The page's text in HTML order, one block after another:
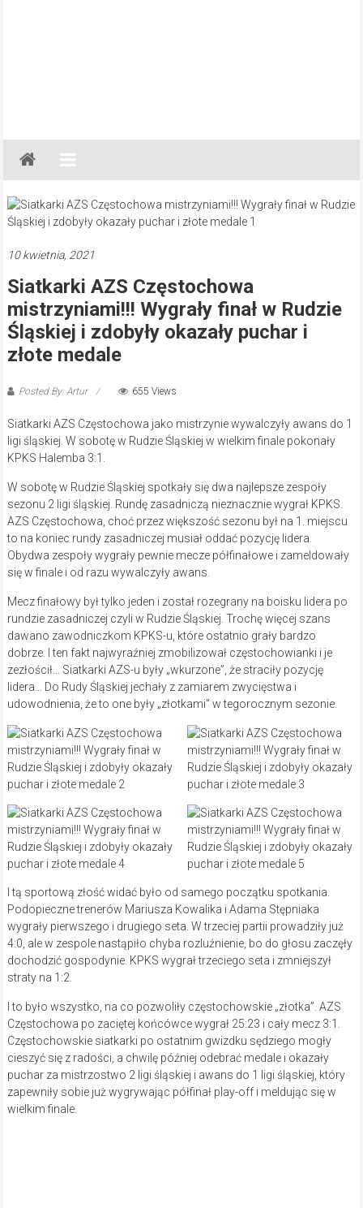
Gazeta
Regionalna
Częstochowa,
Kłobuck,
Myszków
10 kwietnia, 2021
Siatkarki AZS Częstochowa
mistrzyniami!!! Wygrały finał w Rudzie
Śląskiej i zdobyły okazały puchar i
złote medale
Posted By: Artur 655 Views
Siatkarki AZS Częstochowa jako mistrzynie wywalczyły awans do 1
ligi śląskiej. W sobotę w Rudzie Śląskiej w wielkim finale pokonały
KPKS Halemba 3:1.
W sobotę w Rudzie Śląskiej spotkały się dwa najlepsze zespoły
sezonu 2 ligi śląskiej. Rundę zasadniczą nieznacznie wygrał KPKS.
AZS Częstochowa, choć przez większość sezonu był na 1. miejscu
to na koniec rundy zasadniczej musiał oddać pozycję lidera.
Obydwa zespoły wygrały pewnie mecze półfinałowe i zameldowały
się w finale i od razu wywalczyły awans.
Mecz finałowy był tylko jeden i został rozegrany na boisku lidera po
rundzie zasadniczej czyli w Rudzie Śląskiej. Trochę więcej szans
dawano zawodniczkom KPKS-u, które ostatnio grały bardzo
dobrze. I ten fakt najwyraźniej zmobilizował częstochowianki i je
zezłościł… Siatkarki AZS-u były „wkurzone”, że straciły pozycję
lidera… Do Rudy Śląskiej jechały z zamiarem zwycięstwa i
udowodnienia, że to one były „złotkami” w tegorocznym sezonie.
I tą sportową złość widać było od samego początku spotkania.
Podopieczne trenerów Mariusza Kowalika i Adama Stępniaka
wygrały pierwszego i drugiego seta. W trzeciej partii prowadziły już
4:0, ale w zespole nastąpiło chyba rozluźnienie, bo do głosu zaczęły
dochodzić gospodynie. KPKS wygrał trzeciego seta i zmniejszył
straty na 1:2.
I to było wszystko, na co pozwoliły częstochowskie „złotka”. AZS
Częstochowa po zaciętej końcówce wygrał 25:23 i cały mecz 3:1.
Częstochowskie siatkarki po ostatnim gwizdku sędziego mogły
cieszyć się z radości, a chwilę później odebrać medale i okazały
puchar za mistrzostwo 2 ligi śląskiej i awans do 1 ligi śląskiej, który
zapewniły sobie już wygrywając półfinał play-off i meldując się w
wielkim finale.